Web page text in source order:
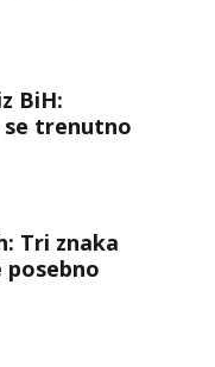
BiH:
se trenutno
Tri znaka
posebno